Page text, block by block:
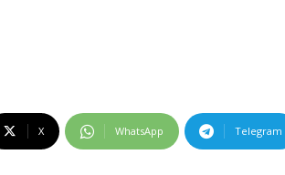
X WhatsApp Telegram